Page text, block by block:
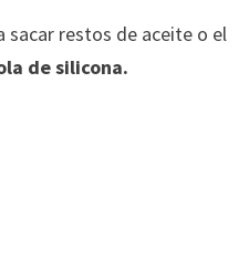
sacar restos de aceite o el
de silicona.